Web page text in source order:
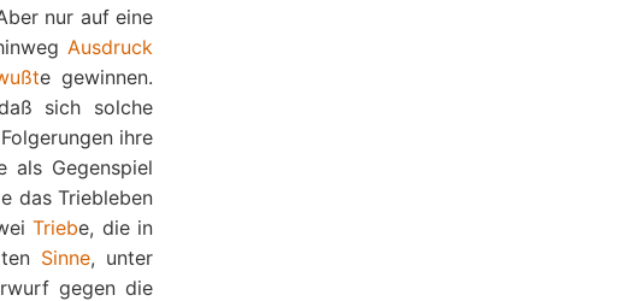
nur auf eine
Ausdruck
e gewinnen.
sich solche
ihre
als Gegenspiel
das Triebleben
Triebe, die in
Sinne, unter
gegen die